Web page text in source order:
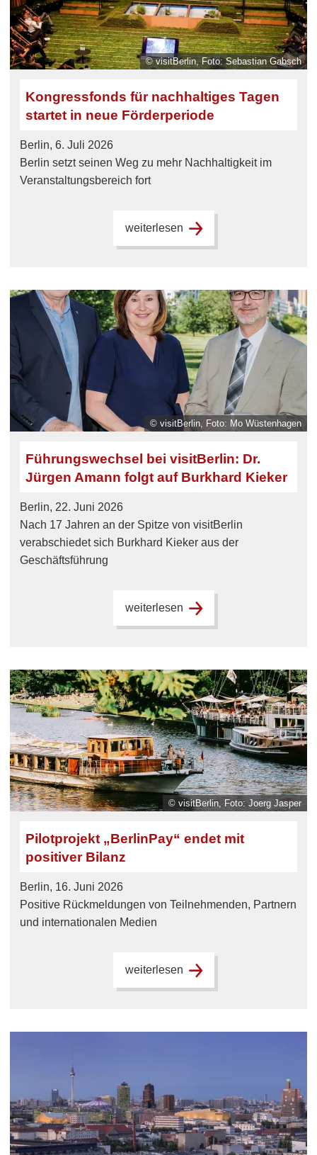
© visitBerlin, Foto: Sebastian Gabsch
Kongressfonds für nachhaltiges Tagen
startet in neue Förderperiode
Berlin, 6. Juli 2026
Berlin setzt seinen Weg zu mehr Nachhaltigkeit im
Veranstaltungsbereich fort
weiterlesen
© visitBerlin, Foto: Mo Wüstenhagen
Führungswechsel bei visitBerlin: Dr.
Jürgen Amann folgt auf Burkhard Kieker
Berlin, 22. Juni 2026
Nach 17 Jahren an der Spitze von visitBerlin
verabschiedet sich Burkhard Kieker aus der
Geschäftsführung
weiterlesen
© visitBerlin, Foto: Joerg Jasper
Pilotprojekt „BerlinPay“ endet mit
positiver Bilanz
Berlin, 16. Juni 2026
Positive Rückmeldungen von Teilnehmenden, Partnern
und internationalen Medien
weiterlesen